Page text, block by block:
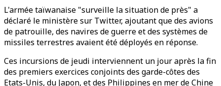
L'armée taïwanaise "surveille la situation de près" a
déclaré le ministère sur Twitter, ajoutant que des avions
de patrouille, des navires de guerre et des systèmes de
missiles terrestres avaient été déployés en réponse.
Ces incursions de jeudi interviennent un jour après la fin
des premiers exercices conjoints des garde-côtes des
Etats-Unis, du Japon, et des Philippines en mer de Chine